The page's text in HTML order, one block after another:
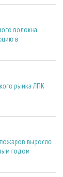
волокна:
в
рынка ЛПК
выросло
годом